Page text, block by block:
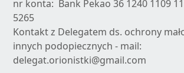
nr konta: Bank Pekao 36 1240 1109
5265
Kontakt z Delegatem ds. ochrony
innych podopiecznych - mail:
delegat.orionistki@gmail.com